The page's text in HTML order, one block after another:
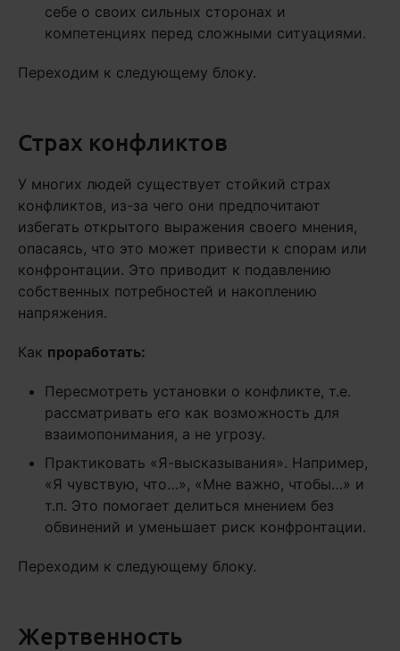
себе о своих сильных сторонах и
компетенциях перед сложными ситуациями.
Переходим к следующему блоку.
Страх конфликтов
У многих людей существует стойкий страх
конфликтов, из-за чего они предпочитают
избегать открытого выражения своего мнения,
опасаясь, что это может привести к спорам или
конфронтации. Это приводит к подавлению
собственных потребностей и накоплению
напряжения.
Как проработать:
Пересмотреть установки о конфликте, т.е.
рассматривать его как возможность для
взаимопонимания, а не угрозу.
Практиковать «Я-высказывания». Например,
«Я чувствую, что…», «Мне важно, чтобы…» и
т.п. Это помогает делиться мнением без
обвинений и уменьшает риск конфронтации.
Переходим к следующему блоку.
Жертвенность